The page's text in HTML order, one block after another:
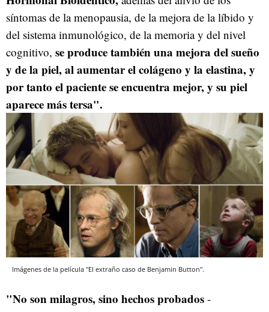
síntomas de la menopausia, de la mejora de la líbido y
del sistema inmunológico, de la memoria y del nivel
cognitivo, se produce también una mejora del sueño
y de la piel, al aumentar el colágeno y la elastina, y
por tanto el paciente se encuentra mejor, y su piel
aparece más tersa".
Imágenes de la película "El extraño caso de Benjamin Button".
"No son milagros, sino hechos probados -